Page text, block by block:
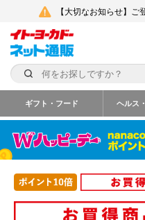
【大切なお知らせ】
ギフト・フード ヘルス